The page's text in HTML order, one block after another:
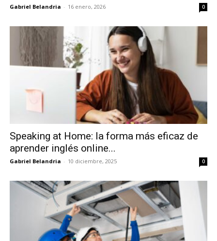
Gabriel Belandria - 16 enero, 2026 0
Speaking at Home: la forma más eficaz de
aprender inglés online...
Gabriel Belandria - 10 diciembre, 2025 0